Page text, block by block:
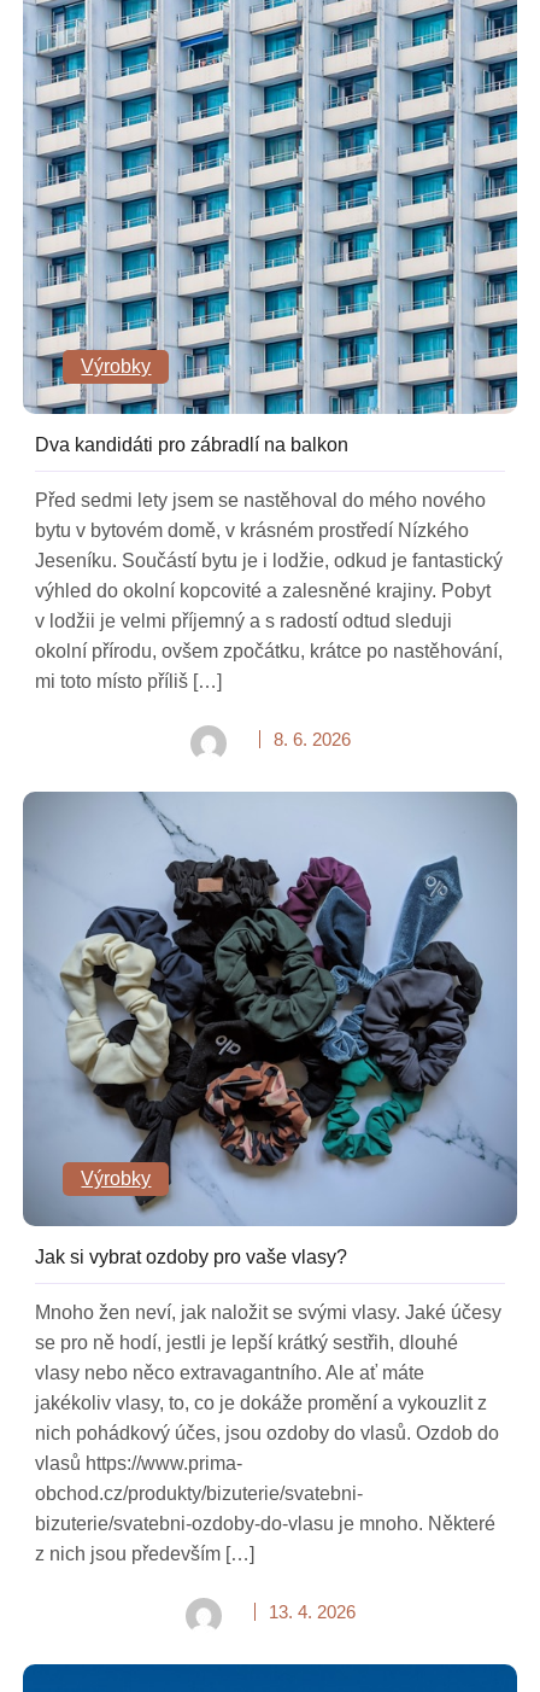
Výrobky
Dva kandidáti pro zábradlí na balkon
Před sedmi lety jsem se nastěhoval do mého nového
bytu v bytovém domě, v krásném prostředí Nízkého
Jeseníku. Součástí bytu je i lodžie, odkud je fantastický
výhled do okolní kopcovité a zalesněné krajiny. Pobyt
v lodžii je velmi příjemný a s radostí odtud sleduji
okolní přírodu, ovšem zpočátku, krátce po nastěhování,
mi toto místo příliš […]
8. 6. 2026
Výrobky
Jak si vybrat ozdoby pro vaše vlasy?
Mnoho žen neví, jak naložit se svými vlasy. Jaké účesy
se pro ně hodí, jestli je lepší krátký sestřih, dlouhé
vlasy nebo něco extravagantního. Ale ať máte
jakékoliv vlasy, to, co je dokáže promění a vykouzlit z
nich pohádkový účes, jsou ozdoby do vlasů. Ozdob do
vlasů https://www.prima-
obchod.cz/produkty/bizuterie/svatebni-
bizuterie/svatebni-ozdoby-do-vlasu je mnoho. Některé
z nich jsou především […]
13. 4. 2026